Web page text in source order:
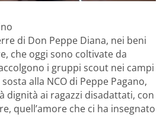
di Don Peppe Diana, nei beni
che oggi sono coltivate da
i gruppi scout nei campi
alla NCO di Peppe Pagano,
dignità ai ragazzi disadattati, con
quell’amore che ci ha insegnato